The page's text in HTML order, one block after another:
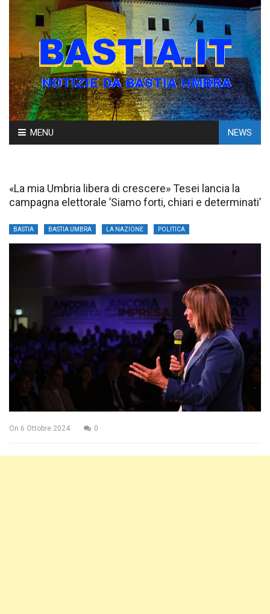
Skip
to
MENU NEWS
«La mia Umbria libera di crescere» Tesei lancia la
campagna elettorale ’Siamo forti, chiari e determinati’
BASTIA BASTIA UMBRA LA NAZIONE POLITICA
On 6 Ottobre 2024 0